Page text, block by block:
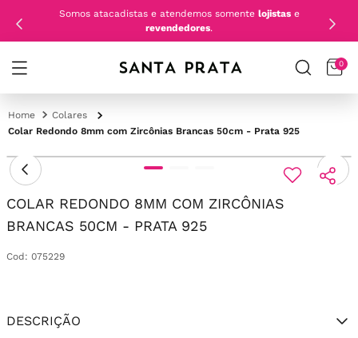
Somos atacadistas e atendemos somente lojistase
revendedores.
0
Colares
Colar Redondo 8mm com Zircônias Brancas 50cm - Prata 925
COLAR REDONDO 8MM COM ZIRCÔNIAS
BRANCAS 50CM - PRATA 925
Cod : 075229
DESCRIÇÃO